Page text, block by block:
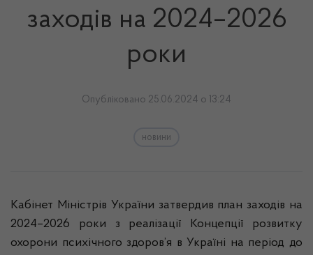
заходів на 2024–2026
роки
Опубліковано 25.06.2024 о 13:24
новини
Кабінет Міністрів України затвердив план заходів на
2024–2026 роки з реалізації Концепції розвитку
охорони психічного здоров’я в Україні на період до